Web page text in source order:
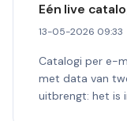
Eén live
13-05-2026 09:33
Catalogi per e-
met data van
uitbrengt: het is